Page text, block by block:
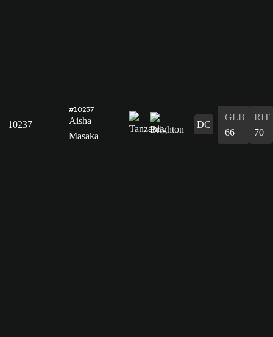
10237
#10237
Aisha
Masaka
DC
GLB
66
RIT
70